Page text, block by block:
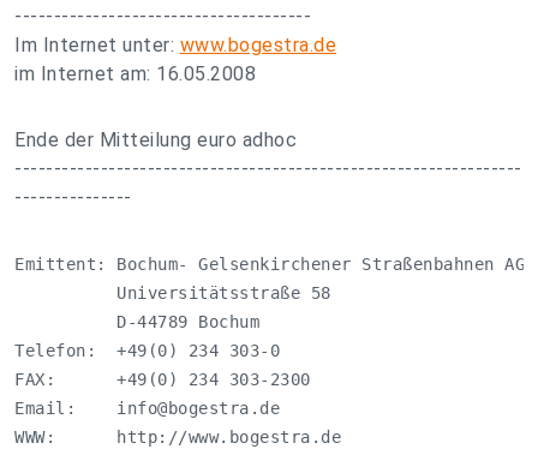
--------------------------------------
Im Internet unter: www.bogestra.de
im Internet am: 16.05.2008
Ende der Mitteilung euro adhoc
-----------------------------------------------------------------
---------------
Emittent: Bochum- Gelsenkirchener Straßenbahnen AG
          Universitätsstraße 58
          D-44789 Bochum
Telefon:  +49(0) 234 303-0
FAX:      +49(0) 234 303-2300
Email: info@bogestra.de
WWW:      http://www.bogestra.de